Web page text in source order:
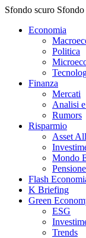
Sfondo scuro
Economia
Politica
Finanza
Mercati
Analisi
Rumors
Risparmio
Asset
Mondo
Flash
K Briefing
Green
ESG
Trends